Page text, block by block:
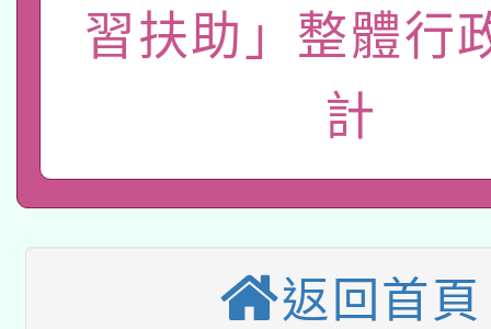
業技術研究院辦理「
用水績優單位及節水達
115年8月22日(星期六
桃園市孔廟祈福系列
2026年桃園地景藝術
本校115學年度第2次
招甄選結果公告(無人
招)
適應運動共學行動站研
本館辦理115年度閱讀
暨閱讀推動專業研習
科技賦能─人工智慧
習扶助」整體行
計
返回首頁